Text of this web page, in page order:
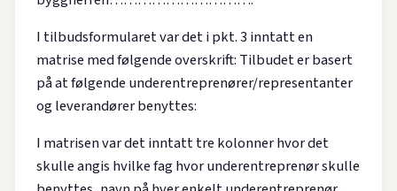
I tilbudsformularet var det i pkt. 3 inntatt en
matrise med følgende overskrift: Tilbudet er basert
på at følgende underentreprenører/representanter
og leverandører benyttes:
I matrisen var det inntatt tre kolonner hvor det
skulle angis hvilke fag hvor underentreprenør skulle